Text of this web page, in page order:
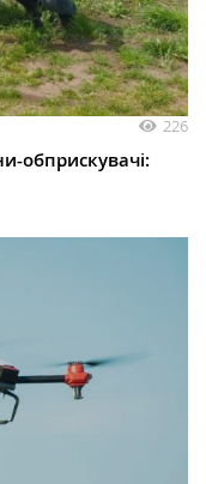
226
обприскувачі: